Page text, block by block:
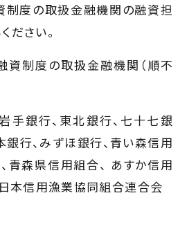
制度の取扱金融機関の融資担
ださい。
資制度の取扱金融機関（順不
手銀行、東北銀行、七十七銀
銀行、みずほ銀行、青い森信用
青森県信用組合、 あすか信用
本信用漁業協同組合連合会